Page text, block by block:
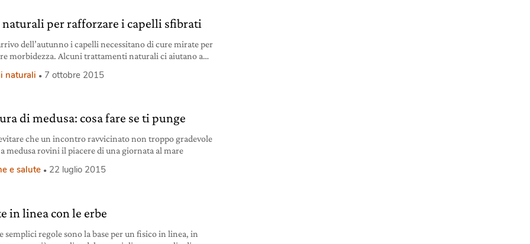
naturali per rafforzare i capelli sfibrati
dell’autunno i capelli necessitano di cure mirate per
morbidezza. Alcuni trattamenti naturali ci aiutano a
naturali 7 ottobre 2015
di medusa: cosa fare se ti punge
che un incontro ravvicinato non troppo gradevole
medusa rovini il piacere di una giornata al mare
e salute 22 luglio 2015
in linea con le erbe
semplici regole sono la base per un fisico in linea, in